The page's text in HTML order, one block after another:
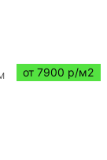
от 7900 р/м2